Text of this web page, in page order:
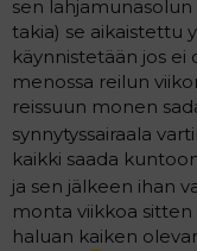
sen
takia) se aikaistettu
käynnistetään jos ei
menossa reilun
reissuun monen
synnytyssairaala
kaikki saada
ja sen jälkeen ihan
monta viikkoa
haluan kaiken